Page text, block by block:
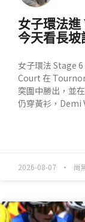
女子環法
今天看長
女子環法 Stage
Court 在
突圍中勝出，並
仍穿黃衫，Demi
2026-08-07 尚